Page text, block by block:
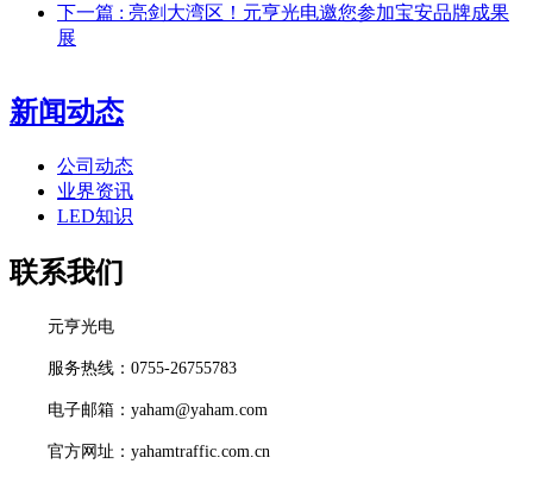
下一篇 : 亮剑大湾区！元亨光电邀您参加宝安品牌成果
展
新闻动态
公司动态
业界资讯
LED知识
联系我们
元亨光电
服务热线：0755-26755783
电子邮箱：yaham@yaham.com
官方网址：yahamtraffic.com.cn